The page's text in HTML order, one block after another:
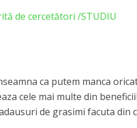
de cercetători /STUDIU
ca putem manca
cele mai multe din
de grasimi facuta din